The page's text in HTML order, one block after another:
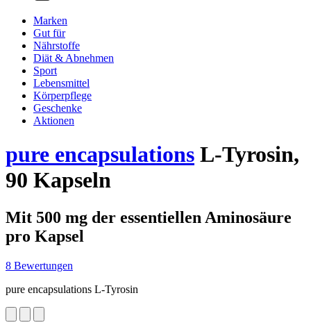
Marken
Gut für
Nährstoffe
Diät & Abnehmen
Sport
Lebensmittel
Körperpflege
Geschenke
Aktionen
pure encapsulations L-Tyrosin,
90 Kapseln
Mit 500 mg der essentiellen Aminosäure
pro Kapsel
8 Bewertungen
pure encapsulations L-Tyrosin